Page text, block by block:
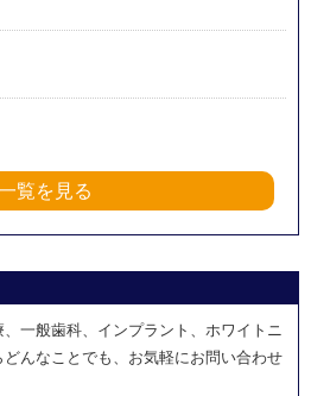
覧を見る
一般歯科、インプラント、ホワイトニ
んなことでも、お気軽にお問い合わせ